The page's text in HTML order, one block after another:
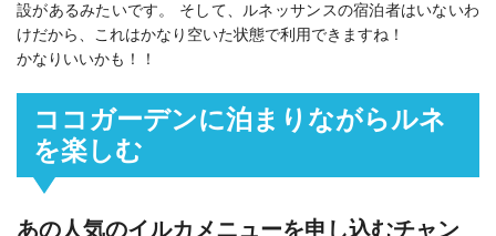
設があるみたいです。 そして、ルネッサンスの宿泊者はいないわ
けだから、これはかなり空いた状態で利用できますね！
かなりいいかも！！
ココガーデンに泊まりながらルネ
を楽しむ
あの人気のイルカメニューを申し込むチャン